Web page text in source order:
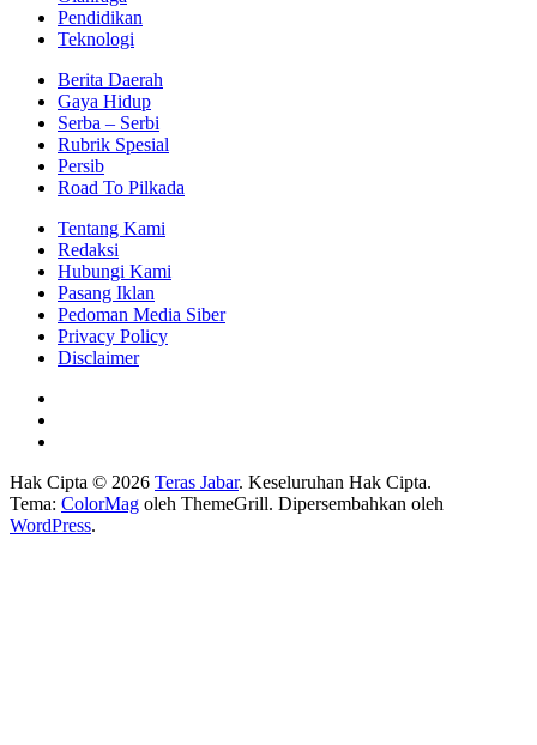
Pendidikan
Teknologi
Berita Daerah
Gaya Hidup
Serba – Serbi
Rubrik Spesial
Persib
Road To Pilkada
Tentang Kami
Redaksi
Hubungi Kami
Pasang Iklan
Pedoman Media Siber
Privacy Policy
Disclaimer
Hak Cipta © 2026 Teras Jabar. Keseluruhan Hak Cipta.
Tema: ColorMag oleh ThemeGrill. Dipersembahkan oleh
WordPress.